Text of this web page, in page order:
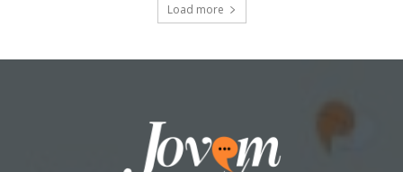
Load more